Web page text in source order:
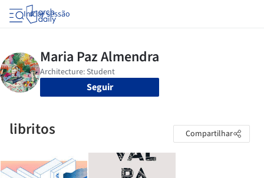
Iniciar sessão
Seguir
libritos Compartilhar